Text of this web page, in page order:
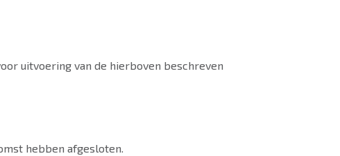
uitvoering van de hierboven beschreven
hebben afgesloten.